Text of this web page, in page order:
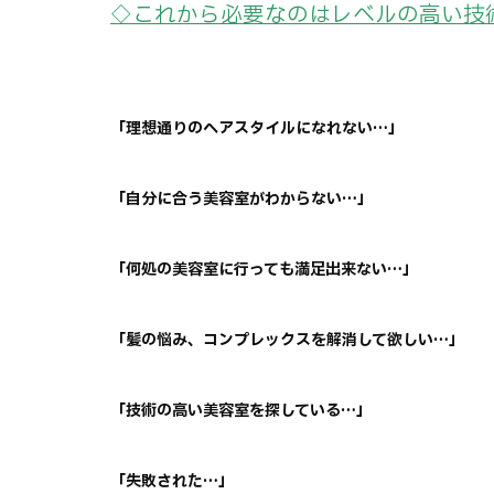
◇これから必要なのはレベルの高い技
「理想通りのヘアスタイルになれない…」
「自分に合う美容室がわからない…」
「何処の美容室に行っても満足出来ない…」
「髪の悩み、コンプレックスを解消して欲しい…」
「技術の高い美容室を探している…」
「失敗された…」